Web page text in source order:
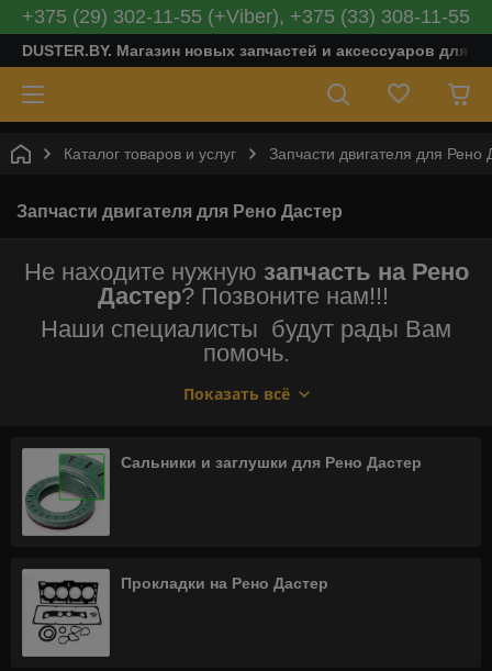
+375 (29) 302-11-55 (+Viber), +375 (33) 308-11-55
DUSTER.BY. Магазин новых запчастей и аксессуаров для
Каталог товаров и услуг Запчасти двигателя для Рено
Запчасти двигателя для Рено Дастер
Не находите нужную запчасть на Рено
Дастер? Позвоните нам!!!
Наши специалисты будут рады Вам
помочь.
(029) 302-11-55 Velcom (033) 308-11-55
Показать всё
Сальники и заглушки для Рено Дастер
Прокладки на Рено Дастер